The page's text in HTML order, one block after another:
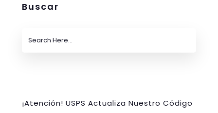
Buscar
¡Atención! USPS Actualiza Nuestro Código